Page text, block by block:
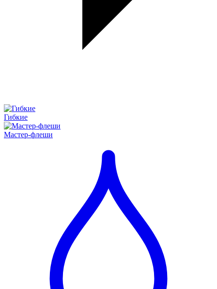
Гибкие
Мастер-флеши